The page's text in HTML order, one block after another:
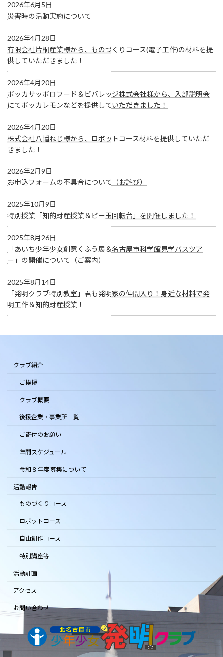
2026年6月5日
災害時の活動実施について
2026年4月28日
有限会社片桐産業様から、ものづくりコース(電子工作)の材料を提
供していただきました！
2026年4月20日
ポッカサッポロフード＆ビバレッジ株式会社様から、入部説明会
にてポッカレモンなどを提供していただきました！
2026年4月20日
株式会社八幡ねじ様から、ロボットコース材料を提供していただ
きました！
2026年2月9日
お申込フォームの不具合について（お詫び）
2025年10月9日
特別授業「知的財産授業＆ビー玉回転台」を開催しました！
2025年8月26日
「あいち少年少女創意くふう展＆名古屋市科学館見学バスツア
ー」の開催について（ご案内）
2025年8月14日
「発明クラブ特別教室」君も発明家の仲間入り！身近な材料で発
明工作＆知的財産授業！
クラブ紹介
ご挨拶
クラブ概要
後援企業・事業所一覧
ご寄付のお願い
年間スケジュール
令和８年度 募集について
活動報告
ものづくりコース
ロボットコース
自由創作コース
特別講座等
活動計画
アクセス
お問い合わせ